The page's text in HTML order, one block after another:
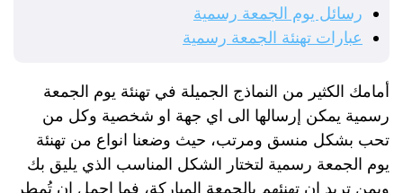
رسائل يوم الجمعة رسمية
عبارات تهنئة الجمعة رسمية
أمامك الكثير من النماذج الجميلة في تهنئة يوم الجمعة
رسمية يمكن إرسالها الى اي جهة او شخصية وكل من
تحب بشكل منسق ومرتب، حيث وضعنا انواع من تهنئة
يوم الجمعة رسمية لتختار الشكل المناسب الذي يليق بك
وبمن تريد ان تهنئهم بالجمعة المباركة، فما اجمل ان تُمطر